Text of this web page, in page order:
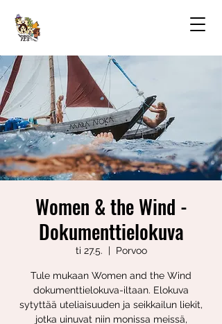
Women & the Wind -
Dokumenttielokuva
ti 27.5.
  |
Porvoo
Tule mukaan Women and the Wind
dokumenttielokuva-iltaan. Elokuva
sytyttää uteliaisuuden ja seikkailun liekit,
jotka uinuvat niin monissa meissä,